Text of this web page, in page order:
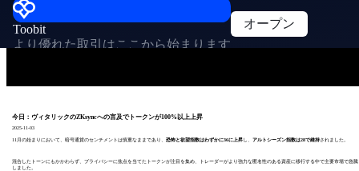
Toobit
より優れた取引はここから始まります
オープン
今日：ヴィタリックのZKsyncへの言及でトークンが100%以上上昇
2025-11-03
11月の始まりにおいて、暗号通貨のセンチメントは慎重なままであり、 恐怖と欲望指数はわずかに36に上昇し、 アルトシーズン指数は28で維持されました。
混合したトーンにもかかわらず、プライバシーに焦点を当てたトークンが注目を集め、トレーダーがより強力な匿名性のある資産に移行する中で主要市場で急騰
しました。